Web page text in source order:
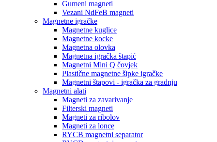
Gumeni magneti
Vezani NdFeB magneti
Magnetne igračke
Magnetne kuglice
Magnetne kocke
Magnetna olovka
Magnetna igračka štapić
Magnetni Mini Q čovjek
Plastične magnetne šipke igračke
Magnetni štapovi - igračka za gradnju
Magnetni alati
Magneti za zavarivanje
Filterski magneti
Magneti za ribolov
Magneti za lonce
RYCB magnetni separator